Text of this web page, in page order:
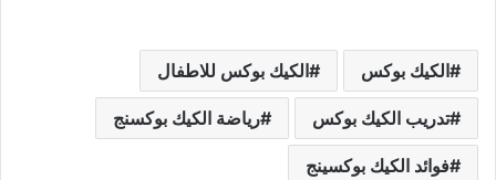
الكيك بوكس الكيك بوكس للاطفال
تدريب الكيك بوكس رياضة الكيك بوكسنج
فوائد الكيك بوكسينج